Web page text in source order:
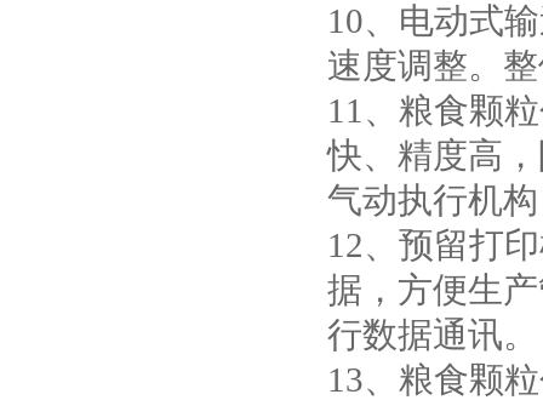
10、电动式
速度调整。
11、粮食颗
快、精度高
气动执行机
12、预留打
据，方便生
行数据通讯。
13、粮食颗